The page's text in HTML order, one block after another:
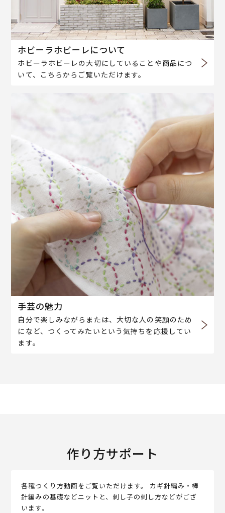
ホビーラホビーレについて
ホビーラホビーレの大切にしていることや商品につ
いて、こちらからご覧いただけます。
手芸の魅力
自分で楽しみながらまたは、大切な人の笑顔のため
になど、つくってみたいという気持ちを応援してい
ます。
作り方サポート
各種つくり方動画をご覧いただけます。 カギ針編み・棒
針編みの基礎などニットと、刺し子の刺し方などがござ
います。